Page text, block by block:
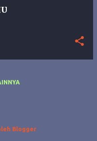
Blogger